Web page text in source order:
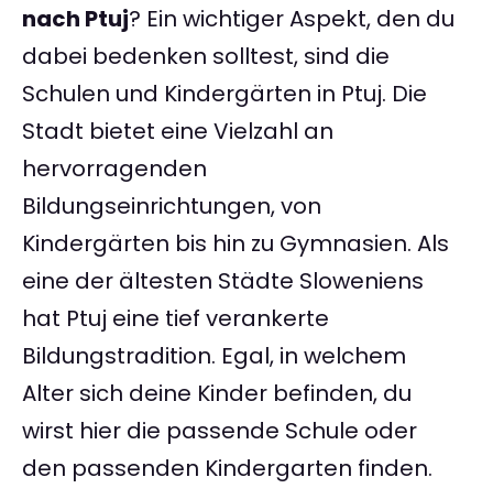
nach Ptuj? Ein wichtiger Aspekt, den du
dabei bedenken solltest, sind die
Schulen und Kindergärten in Ptuj. Die
Stadt bietet eine Vielzahl an
hervorragenden
Bildungseinrichtungen, von
Kindergärten bis hin zu Gymnasien. Als
eine der ältesten Städte Sloweniens
hat Ptuj eine tief verankerte
Bildungstradition. Egal, in welchem
Alter sich deine Kinder befinden, du
wirst hier die passende Schule oder
den passenden Kindergarten finden.